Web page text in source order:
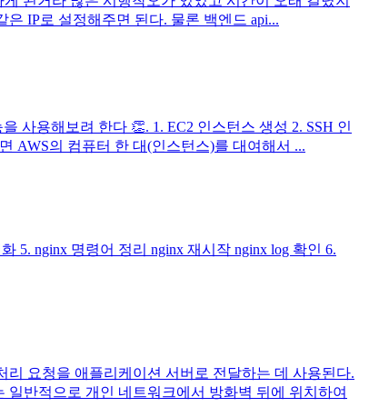
IP로 설정해주면 된다. 물론 백엔드 api...
사용해보려 한다 👏. 1. EC2 인스턴스 생성 2. SSH 인
AWS의 컴퓨터 한 대(인스턴스)를 대여해서 ...
5. nginx 명령어 정리 nginx 재시작 nginx log 확인 6.
요청을 애플리케이션 서버로 전달하는 데 사용된다.
반적으로 개인 네트워크에서 방화벽 뒤에 위치하여